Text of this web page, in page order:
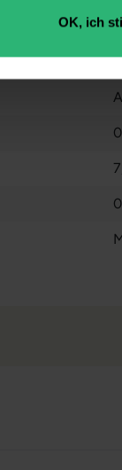
OK, ich